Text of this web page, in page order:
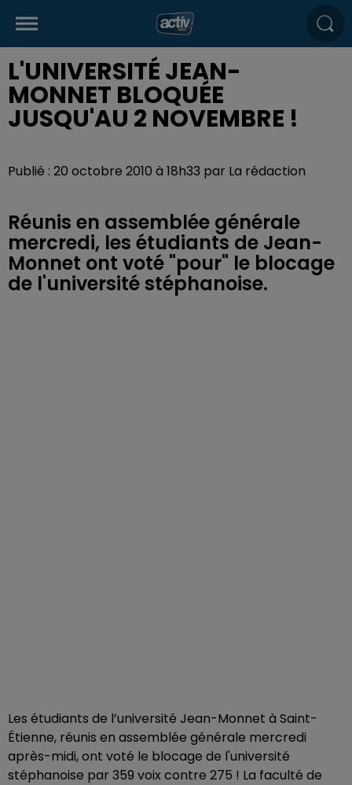
L'UNIVERSITÉ JEAN-
MONNET BLOQUÉE
JUSQU'AU 2 NOVEMBRE !
Publié : 20 octobre 2010 à 18h33 par La rédaction
Réunis en assemblée générale
mercredi, les étudiants de Jean-
Monnet ont voté "pour" le blocage
de l'université stéphanoise.
Les étudiants de l’université Jean-Monnet à Saint-
Étienne, réunis en assemblée générale mercredi
après-midi, ont voté le blocage de l'université
stéphanoise par 359 voix contre 275 ! La faculté de